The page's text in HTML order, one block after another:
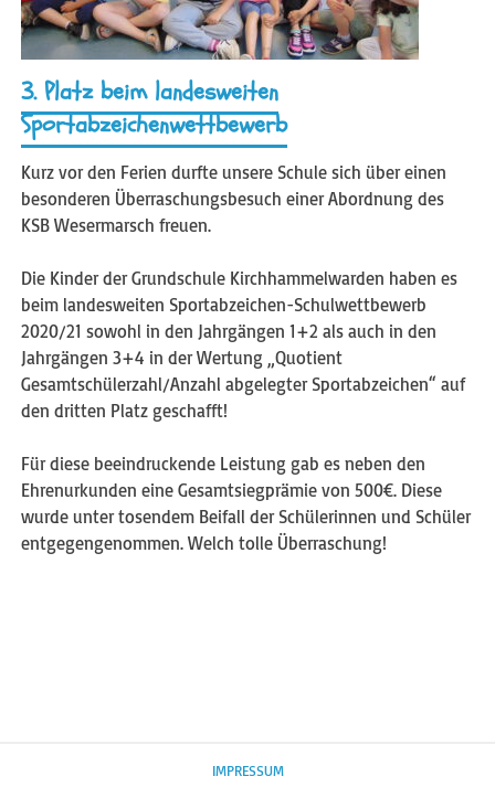
3. Platz beim landesweiten
Sportabzeichenwettbewerb
Kurz vor den Ferien durfte unsere Schule sich über einen
besonderen Überraschungsbesuch einer Abordnung des
KSB Wesermarsch freuen.
Die Kinder der Grundschule Kirchhammelwarden haben es
beim landesweiten Sportabzeichen-Schulwettbewerb
2020/21 sowohl in den Jahrgängen 1+2 als auch in den
Jahrgängen 3+4 in der Wertung „Quotient
Gesamtschülerzahl/Anzahl abgelegter Sportabzeichen“ auf
den dritten Platz geschafft!
Für diese beeindruckende Leistung gab es neben den
Ehrenurkunden eine Gesamtsiegprämie von 500€. Diese
wurde unter tosendem Beifall der Schülerinnen und Schüler
entgegengenommen. Welch tolle Überraschung!
IMPRESSUM